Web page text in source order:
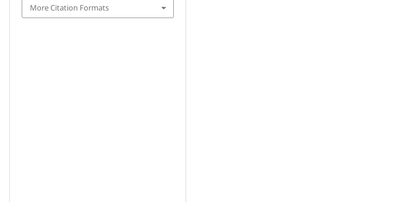
More Citation Formats